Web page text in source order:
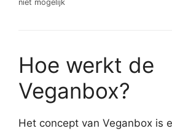
niet mogelijk
Hoe werkt de
Veganbox?
Het concept van Veganbox is